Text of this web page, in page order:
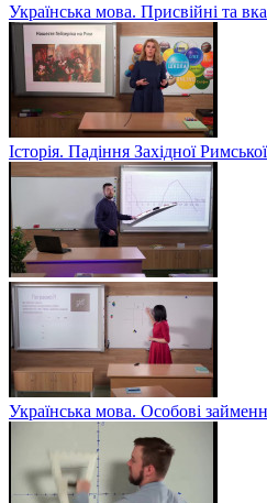
Українська мова. Присвійні та
Історія. Падіння Західної
Українська мова. Особові